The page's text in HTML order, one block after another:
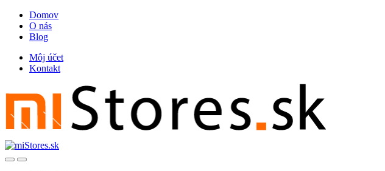
Skip
navigation
Skip
content
Domov
O nás
Blog
Môj účet
Kontakt
OpenClose